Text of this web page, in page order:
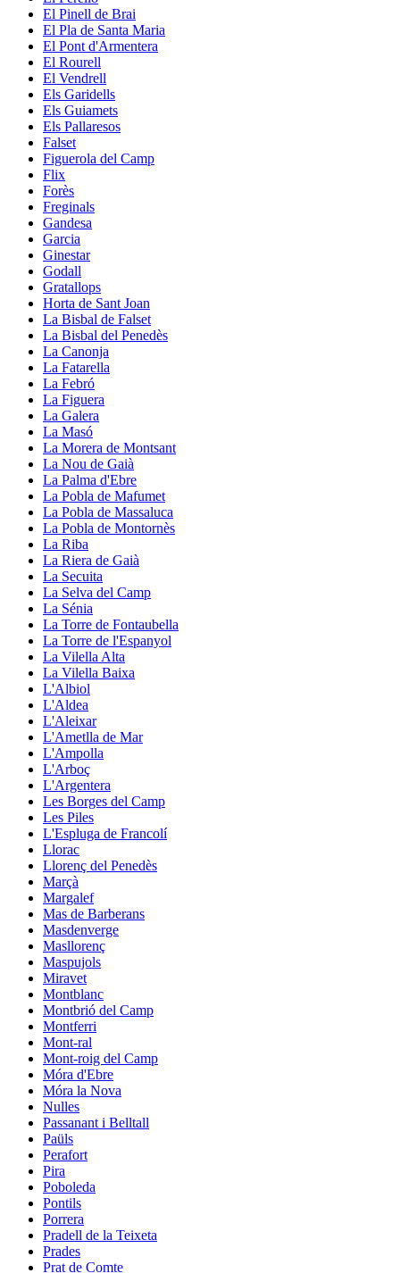
El Pinell de Brai
El Pla de Santa Maria
El Pont d'Armentera
El Rourell
El Vendrell
Els Garidells
Els Guiamets
Els Pallaresos
Falset
Figuerola del Camp
Flix
Forès
Freginals
Gandesa
Garcia
Ginestar
Godall
Gratallops
Horta de Sant Joan
La Bisbal de Falset
La Bisbal del Penedès
La Canonja
La Fatarella
La Febró
La Figuera
La Galera
La Masó
La Morera de Montsant
La Nou de Gaià
La Palma d'Ebre
La Pobla de Mafumet
La Pobla de Massaluca
La Pobla de Montornès
La Riba
La Riera de Gaià
La Secuita
La Selva del Camp
La Sénia
La Torre de Fontaubella
La Torre de l'Espanyol
La Vilella Alta
La Vilella Baixa
L'Albiol
L'Aldea
L'Aleixar
L'Ametlla de Mar
L'Ampolla
L'Arboç
L'Argentera
Les Borges del Camp
Les Piles
L'Espluga de Francolí
Llorac
Llorenç del Penedès
Marçà
Margalef
Mas de Barberans
Masdenverge
Masllorenç
Maspujols
Miravet
Montblanc
Montbrió del Camp
Montferri
Mont-ral
Mont-roig del Camp
Móra d'Ebre
Móra la Nova
Nulles
Passanant i Belltall
Paüls
Perafort
Pira
Poboleda
Pontils
Porrera
Pradell de la Teixeta
Prades
Prat de Comte